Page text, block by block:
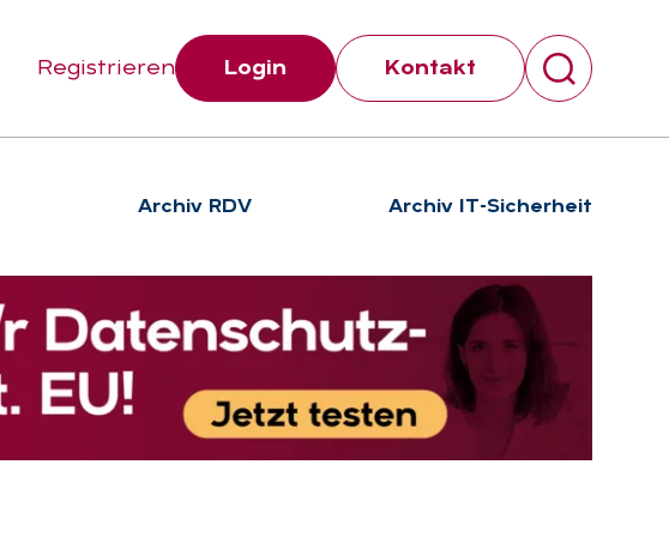
Suchen
Registrieren Login Kontakt
Archiv RDV Archiv IT-Sicherheit